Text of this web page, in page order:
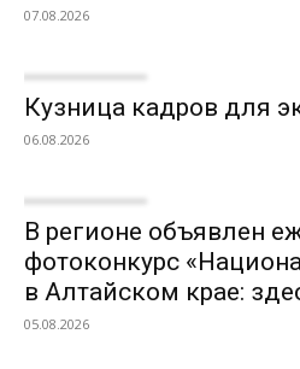
07.08.2026
Кузница кадров для
06.08.2026
В регионе объявлен
фотоконкурс
в Алтайском крае:
05.08.2026